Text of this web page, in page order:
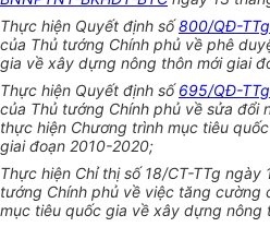
Thực hiện Quyết định số800/QĐ-TTg
của Thủ tướng Chính phủ về phê
gia về xây dựng nông thôn mới giai
Thực hiện Quyết định số695/QĐ-TTg
của Thủ tướng Chính phủ về sửa đổi
thực hiện Chương trình mục tiêu
giai đoạn 2010-2020;
Thực hiện Chỉ thị số 18/CT-TTg ngày
tướng Chính phủ về việc tăng cường
mục tiêu quốc gia về xây dựng nông